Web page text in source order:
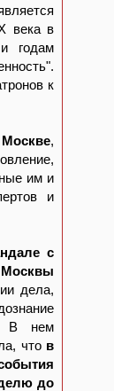
века в
годам
к
,
им и
и
с
дела,
В нем
что в
до